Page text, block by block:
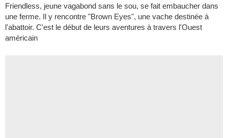
Friendless, jeune vagabond sans le sou, se fait embaucher dans
une ferme. Il y rencontre "Brown Eyes", une vache destinée à
l'abattoir. C'est le début de leurs aventures à travers l'Ouest
américain